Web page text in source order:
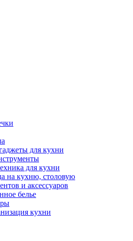
для кухни
для кухни
на кухню, столовую
и аксессуаров
белье
кухни